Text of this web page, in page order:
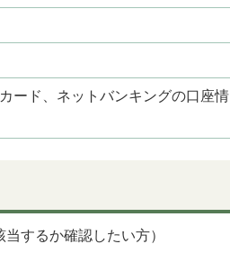
ード、ネットバンキングの口座情
するか確認したい方）